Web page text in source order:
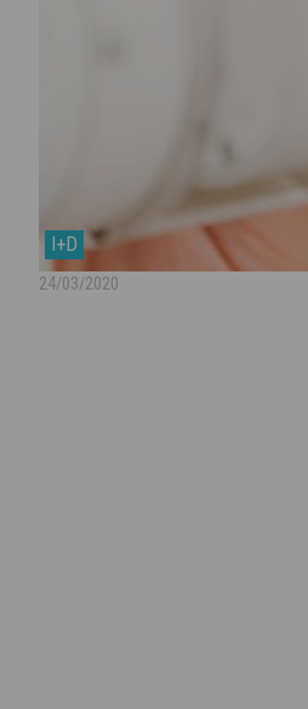
I+D
24/03/2020